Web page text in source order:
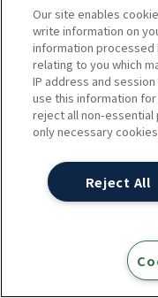
ているかと思い
に新URLから旧
います。悪夢の
リース後に何か
ら、いつリリー
か？
Splitt氏：
下落の原因に
を行うべきで
ない、なぜか
Our site enables
write information on
information
relating to you which
IP address and
use this information
reject all non-
only necessary
Reject All